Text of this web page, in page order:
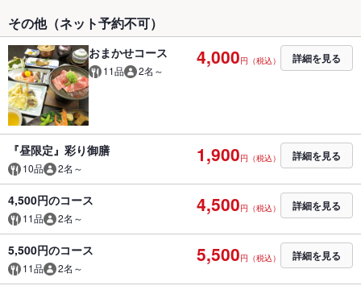
その他（ネット予約不可）
おまかせコース
11品 2名～
4,000円（税込） 詳細を見る
『昼限定』彩り御膳
10品 2名～
1,900円（税込） 詳細を見る
4,500円のコース
11品 2名～
4,500円（税込） 詳細を見る
5,500円のコース
11品 2名～
5,500円（税込） 詳細を見る